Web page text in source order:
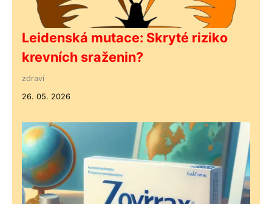
Leidenská mutace: Skryté riziko
krevních sraženin?
zdraví
26. 05. 2026